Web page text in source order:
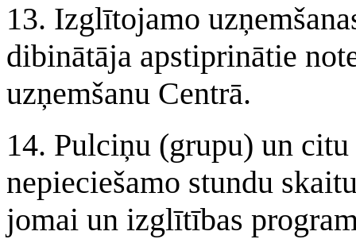
13. Izglītojamo
dibinātāja apstiprinātie
uzņemšanu Centrā.
14. Pulciņu (grupu) un
nepieciešamo stundu
jomai un izglītības